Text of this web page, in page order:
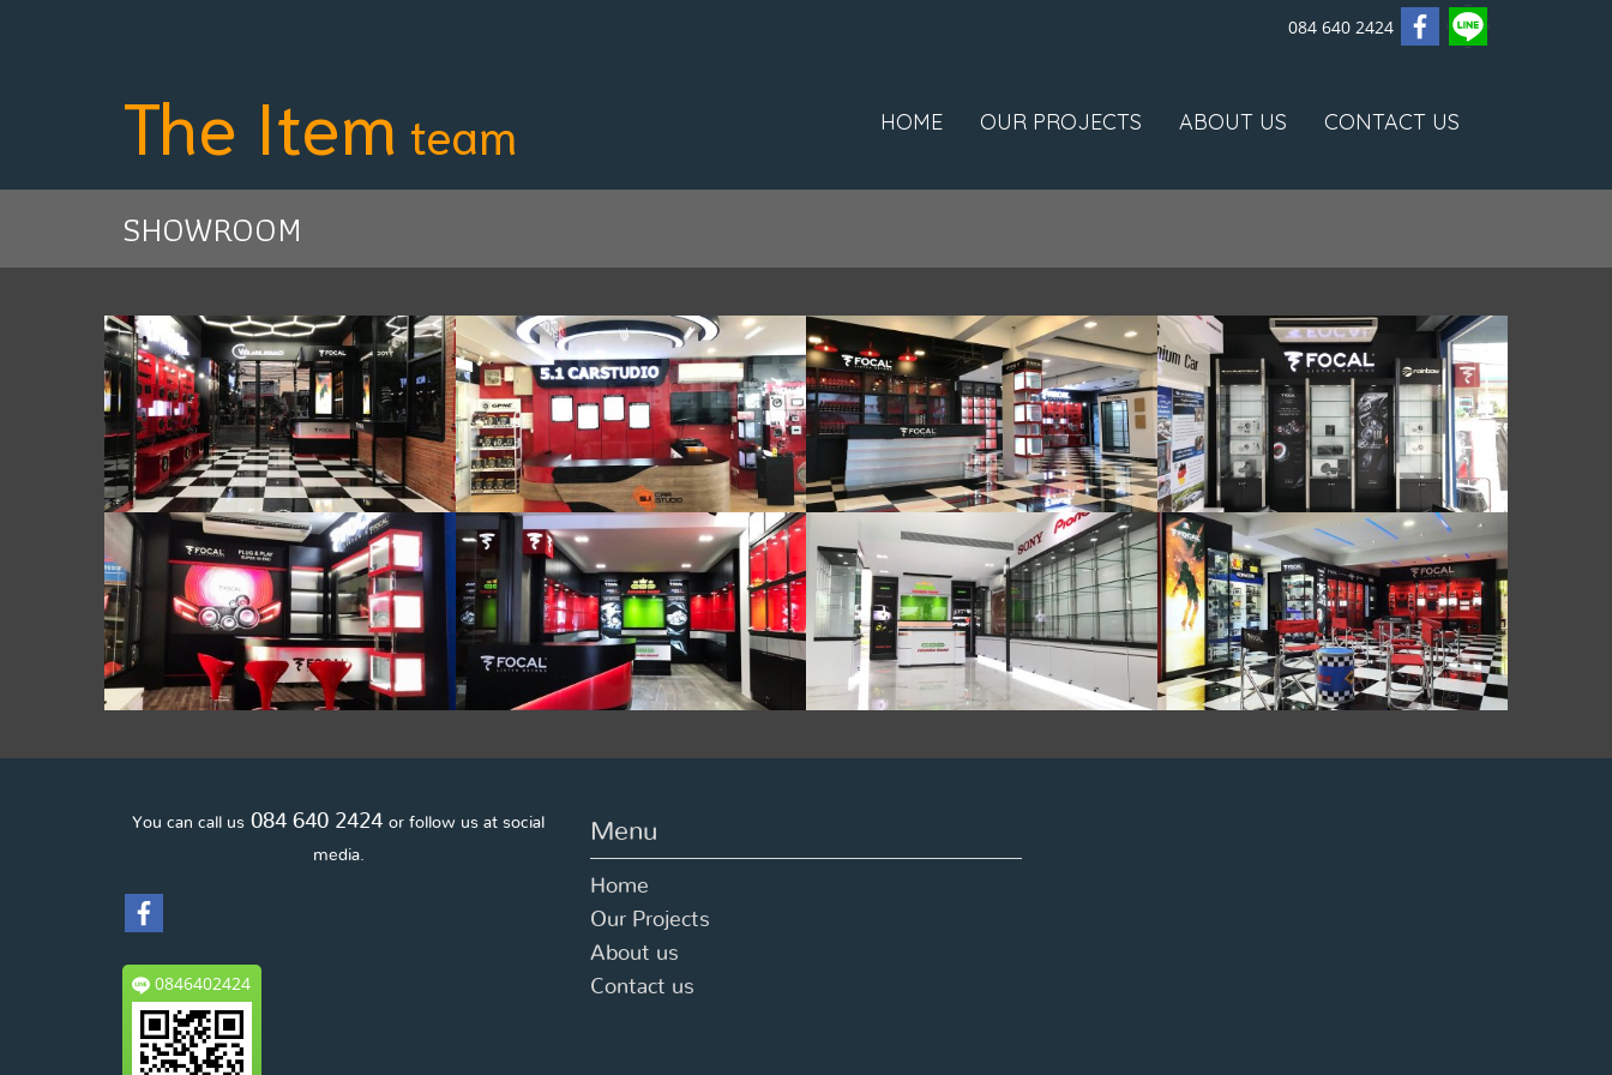
084 640 2424
The Item team HOME OUR PROJECTS ABOUT US CONTACT US
SHOWROOM
5.1 Car Studio
Showroom , 450 ผู้ชม
Power Sound V9 ชั้น1
Showroom
569 ผู้ชม
Suchart Sound
Showroom , 463 ผู้ชม
Columbia Sound ชั้น1
Showroom , 561 ผู้ชม
Columbia Sound ชั้น2
Showroom , 597 ผู้ชม
Sound Engineer
Showroom , 435 ผู้ชม
You can call us 084 640 2424 or follow us at social
media.
0846402424
Menu
Home
Our Projects
About us
Contact us